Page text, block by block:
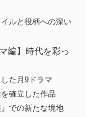
ルと役柄への深い
編】時代を彩っ
た月9ドラマ
確立した作品
での新たな境地